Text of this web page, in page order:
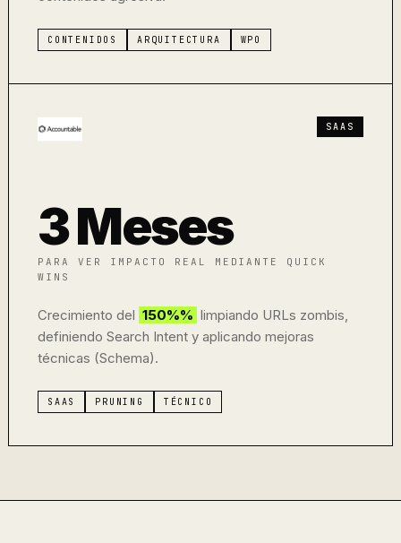
CONTENIDOS ARQUITECTURA WPO
SAAS
3 Meses
PARA VER IMPACTO REAL MEDIANTE QUICK
WINS
Crecimiento del 150%% limpiando URLs zombis,
definiendo Search Intent y aplicando mejoras
técnicas (Schema).
SAAS PRUNING TÉCNICO